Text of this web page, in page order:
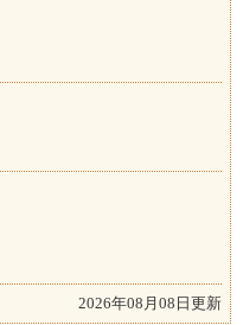
2026年08月08日更新